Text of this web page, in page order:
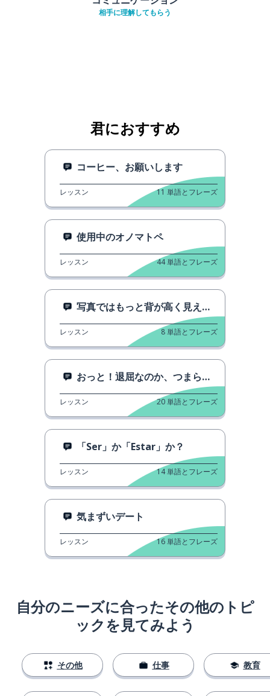
相手に理解してもらう
君におすすめ
コーヒー、お願いします
レッスン 11 単語とフレーズ
使用中のオノマトペ
レッスン 44単語とフレーズ
写真ではもっと背が高く見えました。
レッスン 8単語とフレーズ
おっと！退屈なのか、つまらないのか？
レッスン 20単語とフレーズ
「Ser」か「Estar」か？
レッスン 14単語とフレーズ
気まずいデート
レッスン 16単語とフレーズ
自分のニーズに合ったその他のトピ
ックを見てみよう
その他 仕事 教育